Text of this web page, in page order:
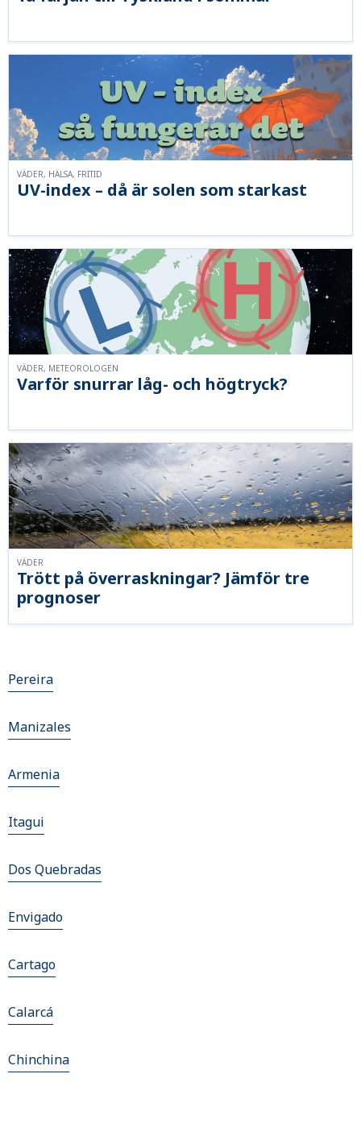
UV-index – då är solen som starkast
VÄDER, HÄLSA, FRITID
Varför snurrar låg- och högtryck?
VÄDER, METEOROLOGEN
Trött på överraskningar? Jämför tre
prognoser
VÄDER
Pereira
Manizales
Armenia
Itagui
Dos Quebradas
Envigado
Cartago
Calarcá
Chinchina